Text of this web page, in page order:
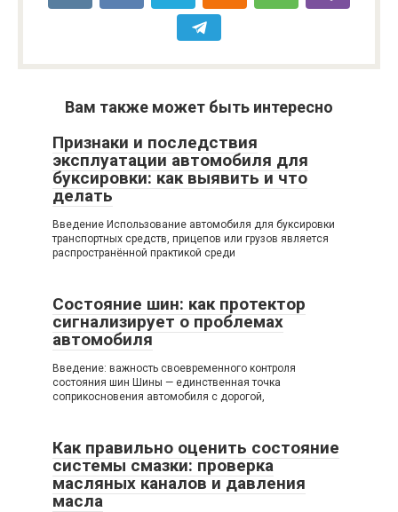
Вам также может быть интересно
Признаки и последствия
эксплуатации автомобиля для
буксировки: как выявить и что
делать
Введение Использование автомобиля для буксировки
транспортных средств, прицепов или грузов является
распространённой практикой среди
Состояние шин: как протектор
сигнализирует о проблемах
автомобиля
Введение: важность своевременного контроля
состояния шин Шины — единственная точка
соприкосновения автомобиля с дорогой,
Как правильно оценить состояние
системы смазки: проверка
масляных каналов и давления
масла